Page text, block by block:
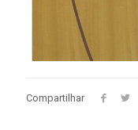
Compartilhar